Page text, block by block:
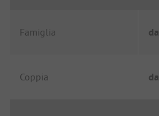
Famiglia da
Coppia da